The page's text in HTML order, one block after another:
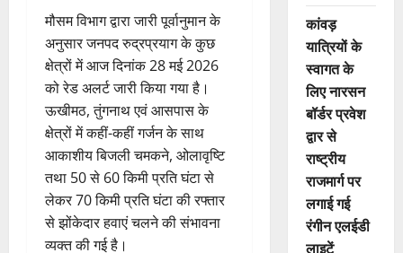
मौसम विभाग द्वारा जारी पूर्वानुमान के
अनुसार जनपद रुद्रप्रयाग के कुछ
क्षेत्रों में आज दिनांक 28 मई 2026
को रेड अलर्ट जारी किया गया है।
ऊखीमठ, तुंगनाथ एवं आसपास के
क्षेत्रों में कहीं-कहीं गर्जन के साथ
आकाशीय बिजली चमकने, ओलावृष्टि
तथा 50 से 60 किमी प्रति घंटा से
लेकर 70 किमी प्रति घंटा की रफ्तार
से झोंकेदार हवाएं चलने की संभावना
व्यक्त की गई है।
कांवड़
यात्रियों के
स्वागत के
लिए नारसन
बॉर्डर प्रवेश
द्वार से
राष्ट्रीय
राजमार्ग पर
लगाई गई
रंगीन एलईडी
लाइटें